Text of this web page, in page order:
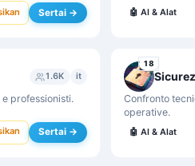
Sertai → 🤖 AI & Alat
1.6K it
professionisti.
Sertai →
18
Confronto
operative.
🤖 AI & Alat